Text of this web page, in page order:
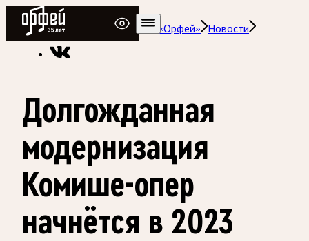
Радио Орфей
Радио классической музыки «Орфей»
Новости
Долгожданная
модернизация
Комише-опер
начнётся в 2023